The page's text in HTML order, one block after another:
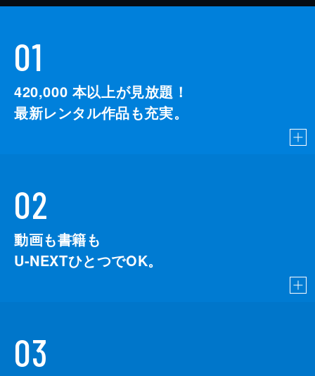
01
420,000 本以上が見放題！
最新レンタル作品も充実。
02
動画も書籍も
U-NEXTひとつでOK。
03